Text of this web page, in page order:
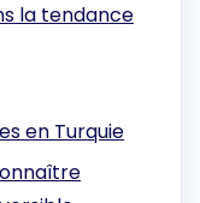
la tendance
en Turquie